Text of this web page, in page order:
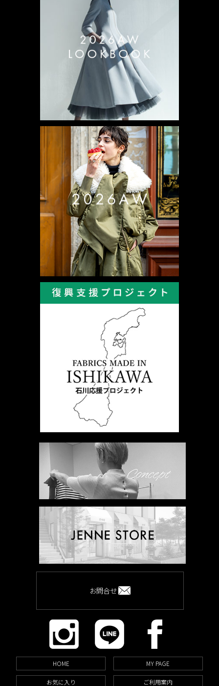
お問合せ
HOME MY PAGE
お気に入り ご利用案内